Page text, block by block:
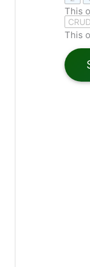
This
This